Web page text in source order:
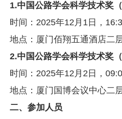
1.中 国公路学会科学技术奖
时间：2025年12月1日，
地点：厦门佰翔五通酒店二
2.中国公路学会科学技术奖
时间：2025年12月2日，
地点：厦门国博会议中心二
二、参加人员